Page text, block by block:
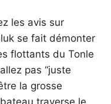
les avis sur
se fait démonter
flottants du Tonle
pas “juste
la grosse